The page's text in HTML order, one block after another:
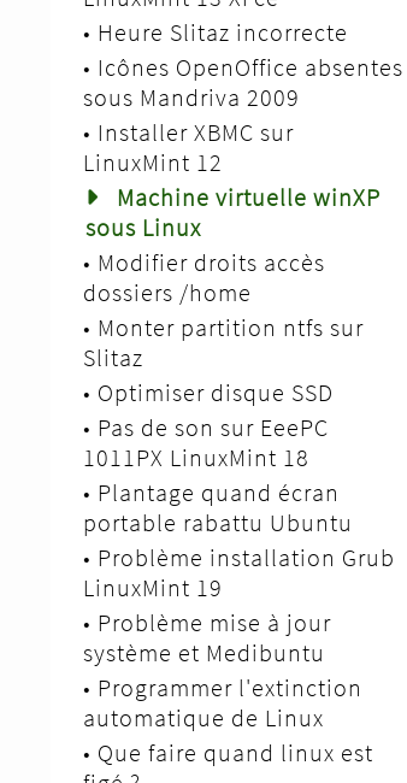
• Heure Slitaz incorrecte
• Icônes OpenOffice absentes
sous Mandriva 2009
• Installer XBMC sur
LinuxMint 12
Machine virtuelle winXP
sous Linux
• Modifier droits accès
dossiers /home
• Monter partition ntfs sur
Slitaz
• Optimiser disque SSD
• Pas de son sur EeePC
1011PX LinuxMint 18
• Plantage quand écran
portable rabattu Ubuntu
• Problème installation Grub
LinuxMint 19
• Problème mise à jour
système et Medibuntu
• Programmer l'extinction
automatique de Linux
• Que faire quand linux est